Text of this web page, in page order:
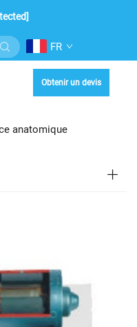
FR
Obtenir un devis
anatomique